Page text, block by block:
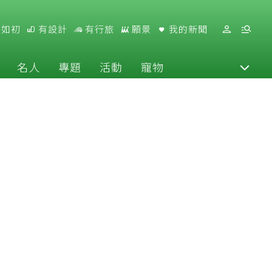
初 有設計 有行旅 願景 我的新聞
名人 專題 活動 寵物